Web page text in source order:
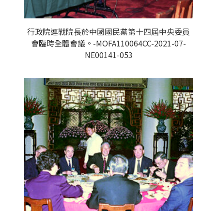
行政院連戰院長於中國國民黨第十四屆中央委員
會臨時全體會議。-MOFA110064CC-2021-07-
NE00141-053